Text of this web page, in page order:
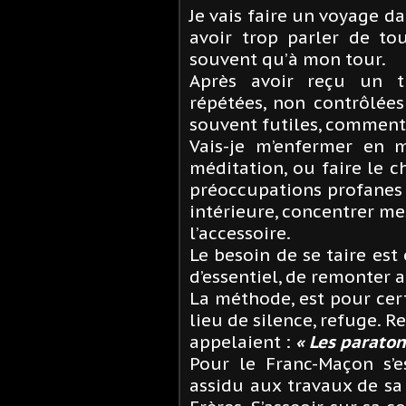
Je vais faire un voyage
avoir trop parler de
souvent qu’à mon tour.
Après avoir reçu un
répétées, non
souvent futiles,
Vais-je m’enfermer
méditation, ou faire le
préoccupations
intérieure, concentrer
l’accessoire.
Le besoin de se taire
d’essentiel, de remonter
La méthode, est pour
lieu de silence, refuge.
appelaient : « Les
Pour le Franc-Maçon
assidu aux travaux de